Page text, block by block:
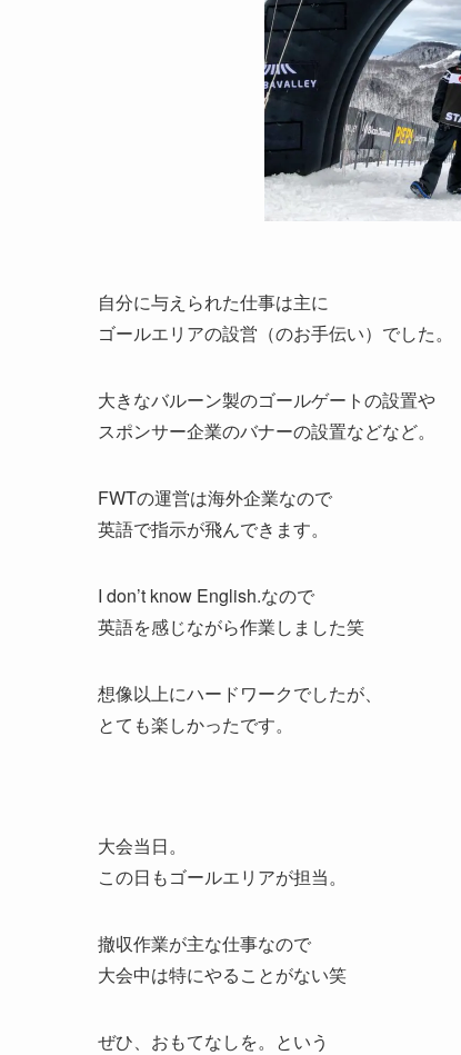
自分に与えられた仕事は主に
ゴールエリアの設営（のお手伝い）でした。
大きなバルーン製のゴールゲートの設置や
スポンサー企業のバナーの設置などなど。
FWTの運営は海外企業なので
英語で指示が飛んできます。
I don’t know English.なので
英語を感じながら作業しました笑
想像以上にハードワークでしたが、
とても楽しかったです。
大会当日。
この日もゴールエリアが担当。
撤収作業が主な仕事なので
大会中は特にやることがない笑
ぜひ、おもてなしを。という